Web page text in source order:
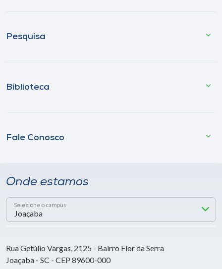
Pesquisa
Biblioteca
Fale Conosco
Onde estamos
Selecione o campus
Rua Getúlio Vargas, 2125 - Bairro Flor da Serra
Joaçaba - SC - CEP 89600-000